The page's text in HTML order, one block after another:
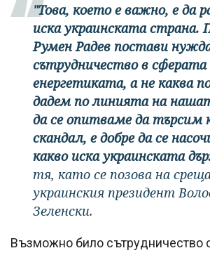
"Това, което е важно, е да
иска украинската страна.
Румен Радев постави
сътрудничество в сферата
енергетиката, а не каква
дадем по линията на
да се опитваме да търсим
скандал, е добре да се
какво иска украинската
тя, като се позова на
украинския президент
Зеленски.
Възможно било сътрудничество